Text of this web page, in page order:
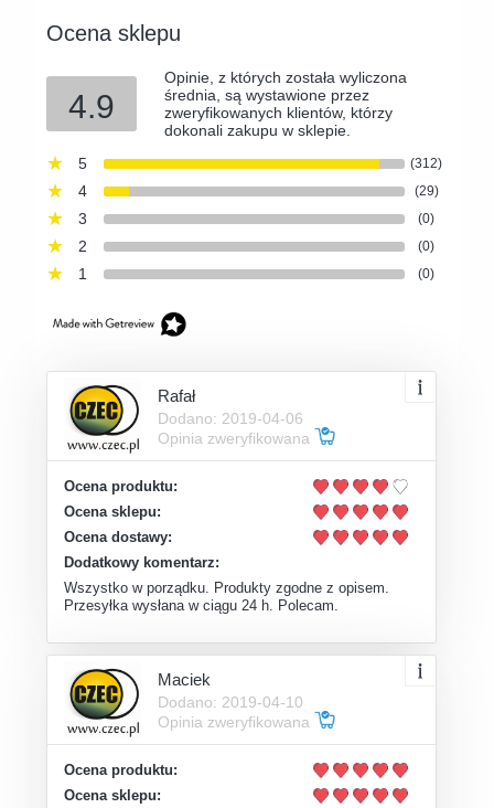
Ocena sklepu
4.9
Opinie, z których została wyliczona
średnia, są wystawione przez
zweryfikowanych klientów, którzy
dokonali zakupu w sklepie.
5
(312)
4 (29)
3 (0)
2 (0)
1 (0)
Rafał
Dodano: 2019-04-06
Opinia zweryfikowana
Ocena produktu:
Ocena sklepu:
Ocena dostawy:
Dodatkowy komentarz:
Wszystko w porządku. Produkty zgodne z opisem.
Przesyłka wysłana w ciągu 24 h. Polecam.
Maciek
Dodano: 2019-04-10
Opinia zweryfikowana
Ocena produktu:
Ocena sklepu: